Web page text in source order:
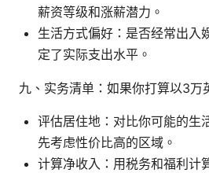
薪资等级和涨薪潜力。
生活方式偏好：是否经常出入
定了实际支出水平。
九、实务清单：如果你打算以3万
评估居住地：对比你可能的生
先考虑性价比高的区域。
计算净收入：用税务和福利计